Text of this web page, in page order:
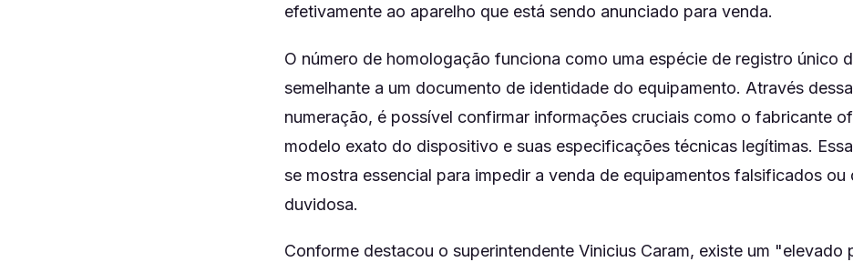
efetivamente ao aparelho que está sendo anunciado para venda.
O número de homologação funciona como uma espécie de registro único
semelhante a um documento de identidade do equipamento. Através dessa
numeração, é possível confirmar informações cruciais como o fabricante
modelo exato do dispositivo e suas especificações técnicas legítimas.
se mostra essencial para impedir a venda de equipamentos falsificados ou
duvidosa.
Conforme destacou o superintendente Vinicius Caram, existe um "elevado